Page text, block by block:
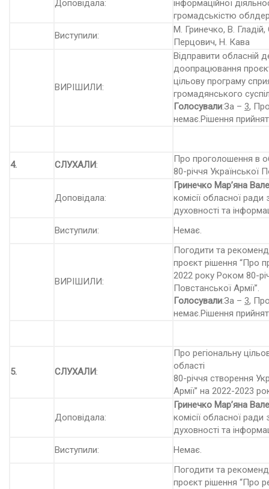
Доповідала:
інформаційної
громадськістю
Виступили:
М. Гринечко, В.
Перцович, Н. Кава
ВИРІШИЛИ:
Відправити обласній
доопрацювання
цільову програму
громадянського
Голосували:За – 3,
немає.Рішення
4. СЛУХАЛИ:
Про проголошення в
80-річчя Української
Доповідала:
Гринечко Мар’яна
комісії обласної ради
духовності та
Виступили:
Немає.
ВИРІШИЛИ:
Погодити та
проєкт рішення “Про
2022 року Роком 80-
Повстанської Армії”.
Голосували:За – 3,
немає.Рішення
5. СЛУХАЛИ:
Про регіональну
області
80-річчя створення
Армії” на 2022-2023
Доповідала:
Гринечко Мар’яна
комісії обласної ради
духовності та
Виступили:
Немає.
Погодити та
проєкт рішення “Про